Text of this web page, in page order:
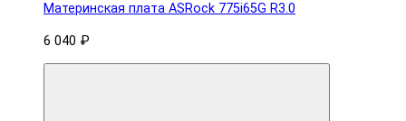
Материнская плата ASRock 775i65G R3.0
6 040 ₽